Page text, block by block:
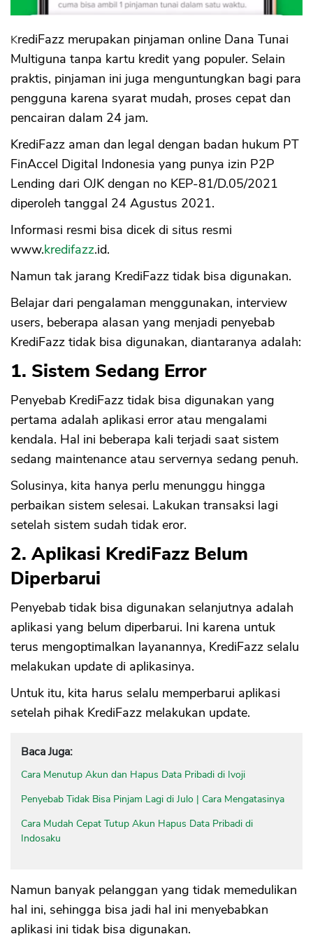
KrediFazz merupakan pinjaman online Dana Tunai
Multiguna tanpa kartu kredit yang populer. Selain
praktis, pinjaman ini juga menguntungkan bagi para
pengguna karena syarat mudah, proses cepat dan
pencairan dalam 24 jam.
KrediFazz aman dan legal dengan badan hukum PT
FinAccel Digital Indonesia yang punya izin P2P
Lending dari OJK dengan no KEP-81/D.05/2021
diperoleh tanggal 24 Agustus 2021.
Informasi resmi bisa dicek di situs resmi
www.kredifazz.id.
Namun tak jarang KrediFazz tidak bisa digunakan.
Belajar dari pengalaman menggunakan, interview
users, beberapa alasan yang menjadi penyebab
KrediFazz tidak bisa digunakan, diantaranya adalah:
1. Sistem Sedang Error
Penyebab KrediFazz tidak bisa digunakan yang
pertama adalah aplikasi error atau mengalami
kendala. Hal ini beberapa kali terjadi saat sistem
sedang maintenance atau servernya sedang penuh.
Solusinya, kita hanya perlu menunggu hingga
perbaikan sistem selesai. Lakukan transaksi lagi
setelah sistem sudah tidak eror.
2. Aplikasi KrediFazz Belum
Diperbarui
Penyebab tidak bisa digunakan selanjutnya adalah
aplikasi yang belum diperbarui. Ini karena untuk
terus mengoptimalkan layanannya, KrediFazz selalu
melakukan update di aplikasinya.
Untuk itu, kita harus selalu memperbarui aplikasi
setelah pihak KrediFazz melakukan update.
Baca Juga:
Cara Menutup Akun dan Hapus Data Pribadi di Ivoji
Penyebab Tidak Bisa Pinjam Lagi di Julo | Cara Mengatasinya
Cara Mudah Cepat Tutup Akun Hapus Data Pribadi di
Indosaku
Namun banyak pelanggan yang tidak memedulikan
hal ini, sehingga bisa jadi hal ini menyebabkan
aplikasi ini tidak bisa digunakan.